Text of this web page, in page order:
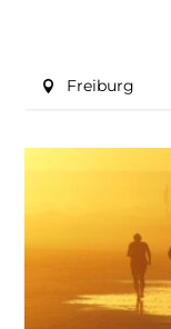
Freiburg